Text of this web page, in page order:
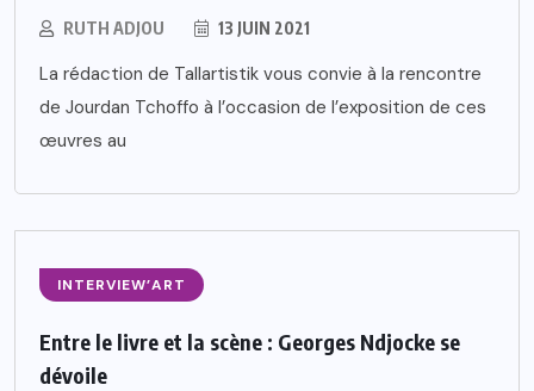
RUTH ADJOU 13 JUIN 2021
La rédaction de Tallartistik vous convie à la rencontre
de Jourdan Tchoffo à l’occasion de l’exposition de ces
œuvres au
INTERVIEW’ART
Entre le livre et la scène : Georges Ndjocke se
dévoile